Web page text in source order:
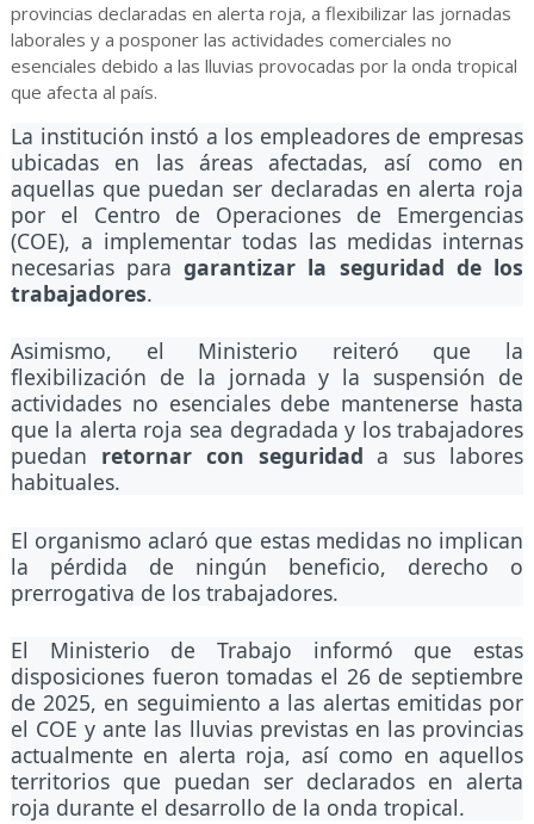
provincias declaradas en alerta roja, a flexibilizar las jornadas
laborales y a posponer las actividades comerciales no
esenciales debido a las lluvias provocadas por la onda tropical
que afecta al país.
La institución instó a los empleadores de empresas
ubicadas en las áreas afectadas, así como en
aquellas que puedan ser declaradas en alerta roja
por el Centro de Operaciones de Emergencias
(COE), a implementar todas las medidas internas
necesarias paragarantizar la seguridad de los
trabajadores.
Asimismo, el Ministerio reiteró que la
flexibilización de la jornada y la suspensión de
actividades no esenciales debe mantenerse hasta
que la alerta roja sea degradada y los trabajadores
puedan retornar con seguridad a sus labores
habituales.
El organismo aclaró que estas medidas no implican
la pérdida de ningún beneficio, derecho o
prerrogativa de los trabajadores.
El Ministerio de Trabajo informó que estas
disposiciones fueron tomadas el 26 de septiembre
de 2025, en seguimiento a las alertas emitidas por
el COE y ante las lluvias previstas en las provincias
actualmente en alerta roja, así como en aquellos
territorios que puedan ser declarados en alerta
roja durante el desarrollo de la onda tropical.